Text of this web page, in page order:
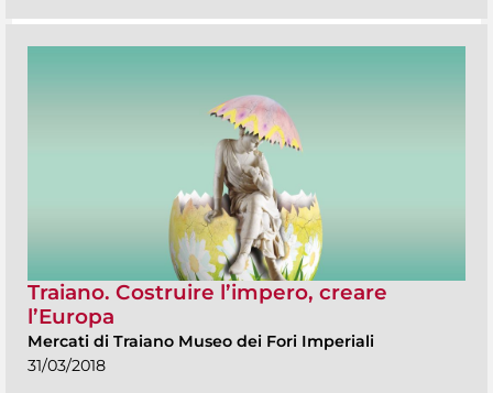
Traiano. Costruire l’impero, creare
l’Europa
Mercati di Traiano Museo dei Fori Imperiali
31/03/2018